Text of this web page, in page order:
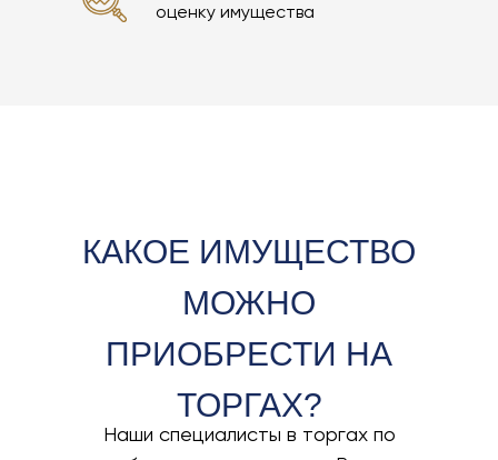
оценку имущества
КАКОЕ ИМУЩЕСТВО
МОЖНО
ПРИОБРЕСТИ НА
ТОРГАХ?
Наши специалисты в торгах по